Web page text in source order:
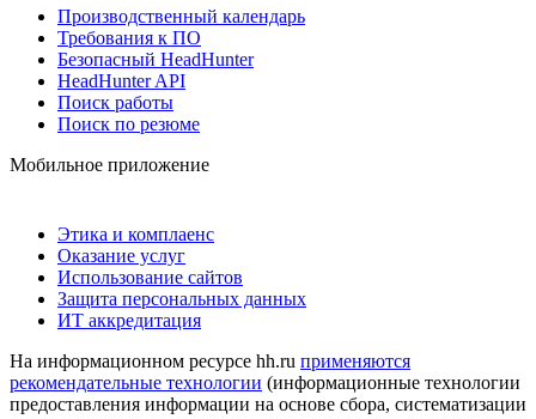
Производственный календарь
Требования к ПО
Безопасный HeadHunter
HeadHunter API
Поиск работы
Поиск по резюме
Мобильное приложение
Этика и комплаенс
Оказание услуг
Использование сайтов
Защита персональных данных
ИТ аккредитация
На информационном ресурсе hh.ru применяются
рекомендательные технологии (информационные технологии
предоставления информации на основе сбора, систематизации